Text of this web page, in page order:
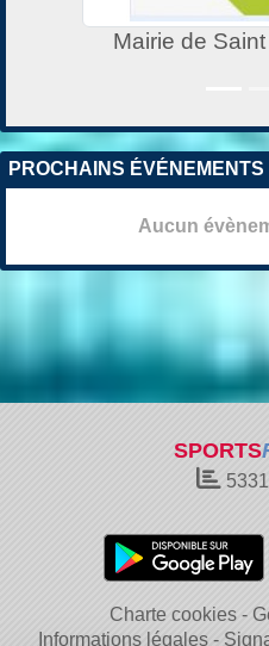
Mairie de
PROCHAINS ÉVÉNEMENTS
Aucun
SPORTS
Charte cookies
Informations légales